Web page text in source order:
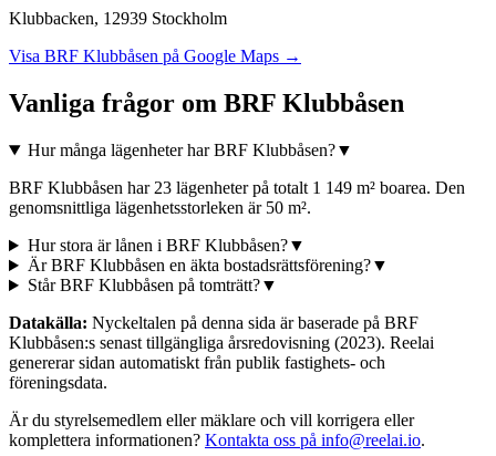
Klubbacken, 12939 Stockholm
Visa BRF Klubbåsen på Google Maps →
Vanliga frågor om BRF Klubbåsen
Hur många lägenheter har BRF Klubbåsen?▼
BRF Klubbåsen har 23 lägenheter på totalt 1 149 m² boarea. Den
genomsnittliga lägenhetsstorleken är 50 m².
Hur stora är lånen i BRF Klubbåsen?▼
Är BRF Klubbåsen en äkta bostadsrättsförening?▼
Står BRF Klubbåsen på tomträtt?▼
Datakälla: Nyckeltalen på denna sida är baserade på BRF
Klubbåsen:s senast tillgängliga årsredovisning (2023). Reelai
genererar sidan automatiskt från publik fastighets- och
föreningsdata.
Är du styrelsemedlem eller mäklare och vill korrigera eller
komplettera informationen? Kontakta oss på info@reelai.io.